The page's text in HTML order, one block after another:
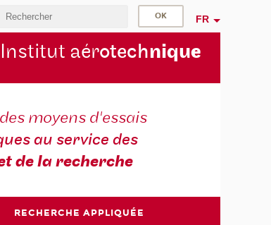
FR
Institut aérotechnique
moyens d'essais
au service des
de la recherche
RECHERCHE APPLIQUÉE